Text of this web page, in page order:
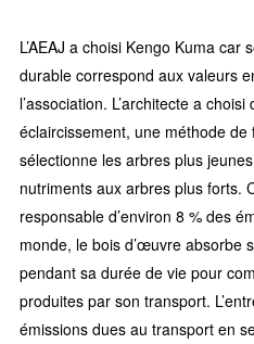
L’AEAJ a choisi Kengo Kuma
durable correspond aux valeurs
l’association. L’architecte a
éclaircissement, une méthode
sélectionne les arbres plus
nutriments aux arbres plus forts.
responsable d’environ 8 % des
monde, le bois d’œuvre absorbe
pendant sa durée de vie pour
produites par son transport.
émissions dues au transport en